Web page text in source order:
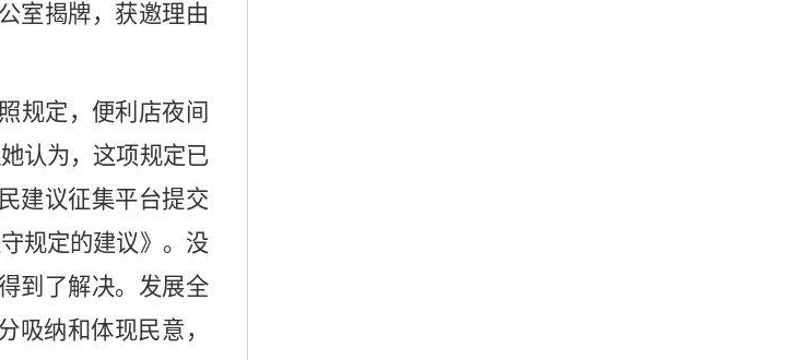
室揭牌，获邀理由
规定，便利店夜间
认为，这项规定已
建议征集平台提交
规定的建议》。没
到了解决。发展全
吸纳和体现民意，